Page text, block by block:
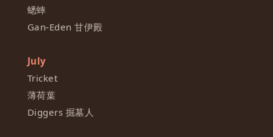
蟋蟀
Gan-Eden 甘伊殿
July
Tricket
薄荷葉
Diggers 掘墓人